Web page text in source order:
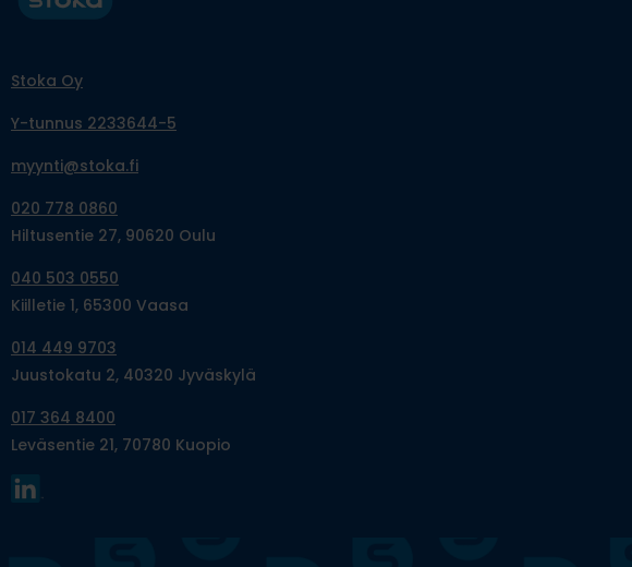
Stoka Oy
Y-tunnus 2233644-5
myynti@stoka.fi
020 778 0860
Hiltusentie 27, 90620 Oulu
040 503 0550
Kiilletie 1, 65300 Vaasa
014 449 9703
Juustokatu 2, 40320 Jyväskylä
017 364 8400
Leväsentie 21, 70780 Kuopio